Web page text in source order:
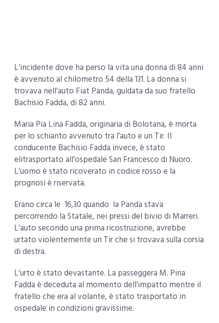
L’incidente dove ha perso la vita una donna di 84 anni
è avvenuto al chilometro 54 della 131. La donna si
trovava nell’auto Fiat Panda, guidata da suo fratello
Bachisio Fadda, di 82 anni.
Maria Pia Lina Fadda, originaria di Bolotana, è morta
per lo schianto avvenuto tra l’auto e un Tir. Il
conducente Bachisio Fadda invece, è stato
elitrasportato all’ospedale San Francesco di Nuoro.
L’uomo è stato ricoverato in codice rosso e la
prognosi è riservata.
Erano circa le 16,30 quando la Panda stava
percorrendo la Statale, nei pressi del bivio di Marreri.
L’auto secondo una prima ricostruzione, avrebbe
urtato violentemente un Tir che si trovava sulla corsia
di destra.
L’urto è stato devastante. La passeggera M. Pina
Fadda è deceduta al momento dell’impatto mentre il
fratello che era al volante, è stato trasportato in
ospedale in condizioni gravissime.